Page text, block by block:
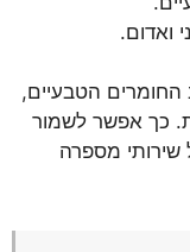
ואדום.
החומרים הטבעיים,
כך אפשר לשמור
מספרה